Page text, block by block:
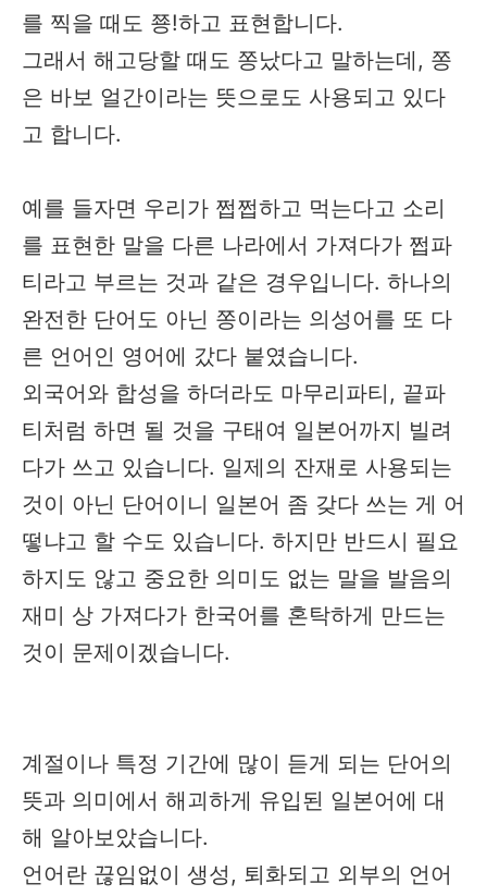
를 찍을 때도 쭁!하고 표현합니다.
그래서 해고당할 때도 쫑났다고 말하는데, 쫑
은 바보 얼간이라는 뜻으로도 사용되고 있다
고 합니다.
예를 들자면 우리가 쩝쩝하고 먹는다고 소리
를 표현한 말을 다른 나라에서 가져다가 쩝파
티라고 부르는 것과 같은 경우입니다. 하나의
완전한 단어도 아닌 쫑이라는 의성어를 또 다
른 언어인 영어에 갔다 붙였습니다.
외국어와 합성을 하더라도 마무리파티, 끝파
티처럼 하면 될 것을 구태여 일본어까지 빌려
다가 쓰고 있습니다. 일제의 잔재로 사용되는
것이 아닌 단어이니 일본어 좀 갖다 쓰는 게 어
떻냐고 할 수도 있습니다. 하지만 반드시 필요
하지도 않고 중요한 의미도 없는 말을 발음의
재미 상 가져다가 한국어를 혼탁하게 만드는
것이 문제이겠습니다.
계절이나 특정 기간에 많이 듣게 되는 단어의
뜻과 의미에서 해괴하게 유입된 일본어에 대
해 알아보았습니다.
언어란 끊임없이 생성, 퇴화되고 외부의 언어